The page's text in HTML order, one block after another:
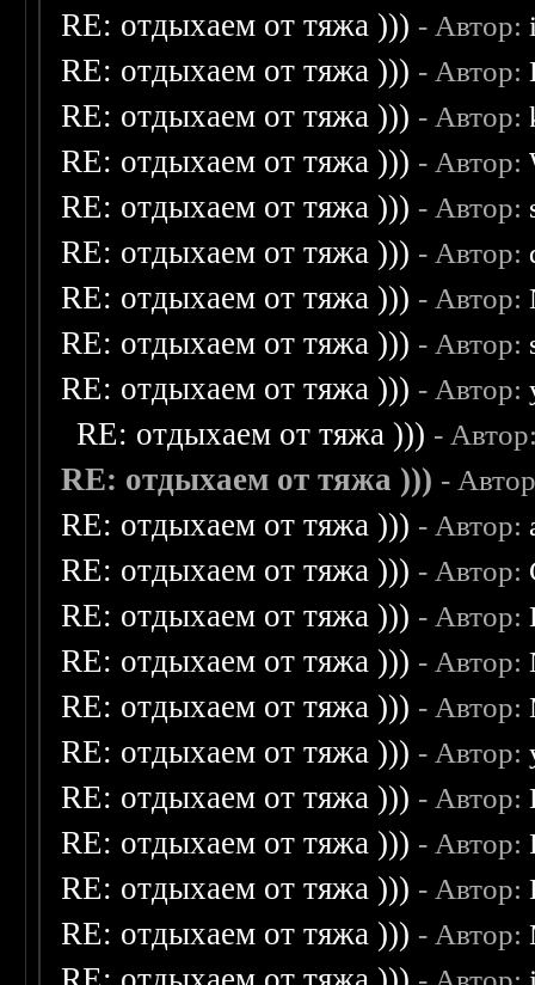
RE: отдыхаем от тяжа ))) - Автор:
RE: отдыхаем от тяжа ))) - Автор:
RE: отдыхаем от тяжа ))) - Автор:
RE: отдыхаем от тяжа ))) - Автор:
RE: отдыхаем от тяжа ))) - Автор:
RE: отдыхаем от тяжа ))) - Автор:
RE: отдыхаем от тяжа ))) - Автор:
RE: отдыхаем от тяжа ))) - Автор:
RE: отдыхаем от тяжа ))) - Автор:
RE: отдыхаем от тяжа ))) -
RE: отдыхаем от тяжа ))) -
RE: отдыхаем от тяжа ))) - Автор:
RE: отдыхаем от тяжа ))) - Автор:
RE: отдыхаем от тяжа ))) - Автор:
RE: отдыхаем от тяжа ))) - Автор:
RE: отдыхаем от тяжа ))) - Автор:
RE: отдыхаем от тяжа ))) - Автор:
RE: отдыхаем от тяжа ))) - Автор:
RE: отдыхаем от тяжа ))) - Автор:
RE: отдыхаем от тяжа ))) - Автор:
RE: отдыхаем от тяжа ))) - Автор: